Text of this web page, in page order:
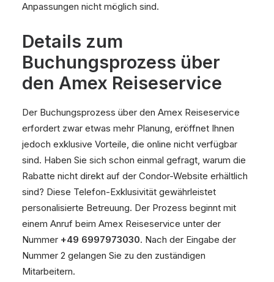
Anpassungen nicht möglich sind.
Details zum
Buchungsprozess über
den Amex Reiseservice
Der Buchungsprozess über den Amex Reiseservice
erfordert zwar etwas mehr Planung, eröffnet Ihnen
jedoch exklusive Vorteile, die online nicht verfügbar
sind. Haben Sie sich schon einmal gefragt, warum die
Rabatte nicht direkt auf der Condor-Website erhältlich
sind? Diese Telefon-Exklusivität gewährleistet
personalisierte Betreuung. Der Prozess beginnt mit
einem Anruf beim Amex Reiseservice unter der
Nummer +49 6997973030. Nach der Eingabe der
Nummer 2 gelangen Sie zu den zuständigen
Mitarbeitern.